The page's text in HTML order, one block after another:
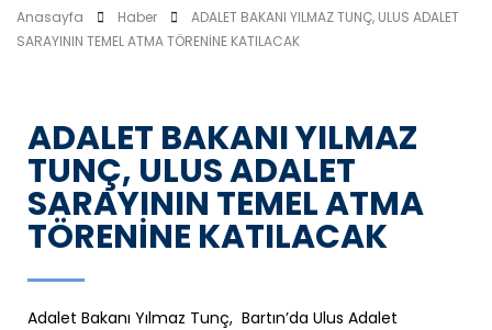
Anasayfa Haber
ADALET BAKANI YILMAZ TUNÇ, ULUS ADALET
SARAYININ TEMEL ATMA TÖRENİNE KATILACAK
ADALET BAKANI YILMAZ
TUNÇ, ULUS ADALET
SARAYININ TEMEL ATMA
TÖRENİNE KATILACAK
Adalet Bakanı Yılmaz Tunç, Bartın’da Ulus Adalet